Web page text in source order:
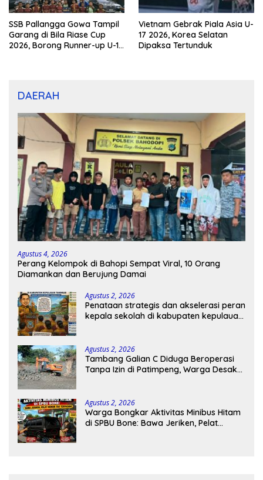
SSB Pallangga Gowa Tampil
Garang di Bila Riase Cup
2026, Borong Runner-up U-10
Vietnam Gebrak Piala Asia U-
17 2026, Korea Selatan
Dipaksa Tertunduk
DAERAH
Agustus 4, 2026
Perang Kelompok di Bahopi Sempat Viral, 10 Orang
Diamankan dan Berujung Damai
Agustus 2, 2026
Penataan strategis dan akselerasi peran
kepala sekolah di kabupaten kepulauan
Agustus 2, 2026
Tambang Galian C Diduga Beroperasi
Tanpa Izin di Patimpeng, Warga Desak
Agustus 2, 2026
Warga Bongkar Aktivitas Minibus Hitam
di SPBU Bone: Bawa Jeriken, Pelat